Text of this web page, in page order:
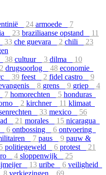
24 armoede
7
23 braziliaanse opstand
11
33 che guevara 2 chili
23
38 cultuur 3 dilma
10
drugsoorlog 48 economie
39 feest 2 fidel castro
9
8 grens 9 griep
4
7 homorechten 5 honduras
2 kirchner 11 klimaat
33 mexico
56
21 morales 15 nicaragua
6 ontbossing 6 ontvoering
7 paus 9 pauw &
5 politiegeweld 6 protest
21
4 sloppenwijk
25
13 uribe 6 veiligheid
8 verkiezingen
69